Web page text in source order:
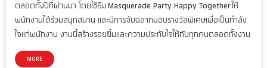
ตลอดทั้งปีที่ผ่านมา โดยใช้ธีม Masquerade Party Happy Together ให้
พนักงานได้ร่วมสนุกสนาน และมีการจับฉลากมอบรางวัลพิเศษเพื่อเป็นกำลัง
ใจแก่พนักงาน งานนี้สร้างรอยยิ้มและความประทับใจให้กับทุกคนตลอดทั้งงาน
MORE